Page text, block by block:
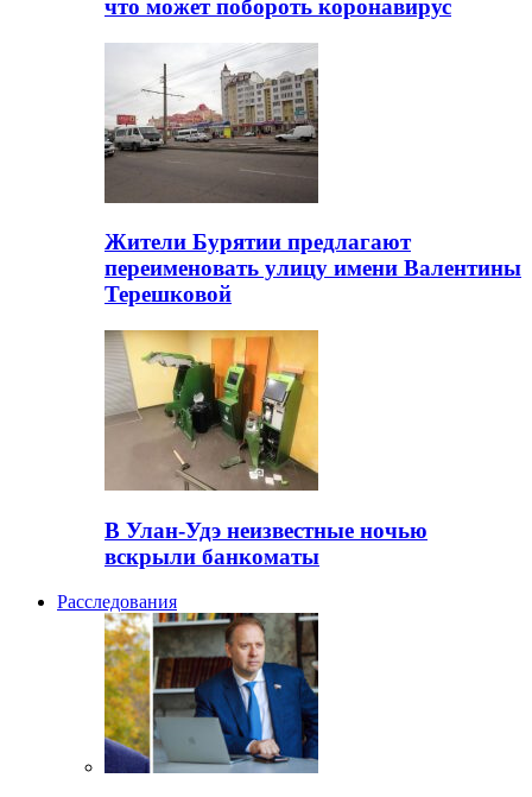
что может побороть коронавирус
Жители Бурятии предлагают
переименовать улицу имени Валентины
Терешковой
В Улан-Удэ неизвестные ночью
вскрыли банкоматы
Расследования